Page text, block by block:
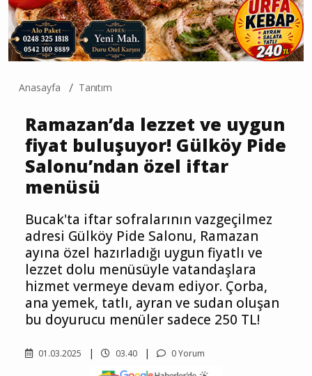
Anasayfa Tanıtım
Ramazan’da lezzet ve uygun
fiyat buluşuyor! Gülköy Pide
Salonu’ndan özel iftar
menüsü
Bucak'ta iftar sofralarının vazgeçilmez
adresi Gülköy Pide Salonu, Ramazan
ayına özel hazırladığı uygun fiyatlı ve
lezzet dolu menüsüyle vatandaşlara
hizmet vermeye devam ediyor. Çorba,
ana yemek, tatlı, ayran ve sudan oluşan
bu doyurucu menüler sadece 250 TL!
01.03.2025 03.40 0 Yorum